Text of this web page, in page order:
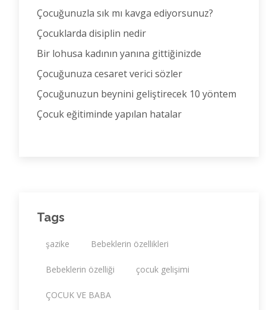
Çocuğunuzla sık mı kavga ediyorsunuz?
Çocuklarda disiplin nedir
Bir lohusa kadının yanına gittiğinizde
Çocuğunuza cesaret verici sözler
Çocuğunuzun beynini geliştirecek 10 yöntem
Çocuk eğitiminde yapılan hatalar
Tags
şazike Bebeklerin özellikleri
Bebeklerin özelliği çocuk gelişimi
ÇOCUK VE BABA